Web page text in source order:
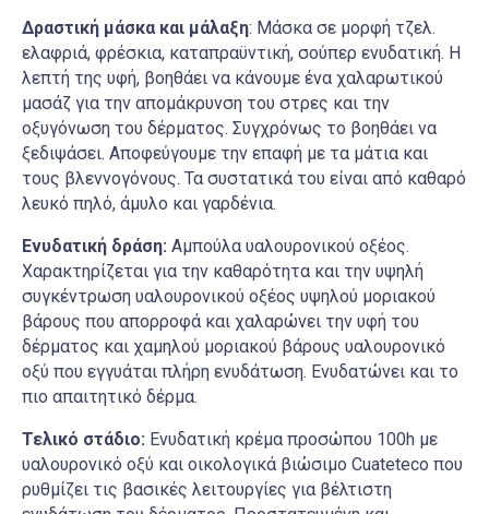
Δραστική μάσκα και μάλαξη: Μάσκα σε μορφή τζελ.
ελαφριά, φρέσκια, καταπραϋντική, σούπερ ενυδατική. Η
λεπτή της υφή, βοηθάει να κάνουμε ένα χαλαρωτικού
μασάζ για την απομάκρυνση του στρες και την
οξυγόνωση του δέρματος. Συγχρόνως το βοηθάει να
ξεδιψάσει. Αποφεύγουμε την επαφή με τα μάτια και
τους βλεννογόνους. Τα συστατικά του είναι από καθαρό
λευκό πηλό, άμυλο και γαρδένια.
Ενυδατική δράση: Αμπούλα υαλουρονικού οξέος.
Χαρακτηρίζεται για την καθαρότητα και την υψηλή
συγκέντρωση υαλουρονικού οξέος υψηλού μοριακού
βάρους που απορροφά και χαλαρώνει την υφή του
δέρματος και χαμηλού μοριακού βάρους υαλουρονικό
οξύ που εγγυάται πλήρη ενυδάτωση. Ενυδατώνει και το
πιο απαιτητικό δέρμα.
Τελικό στάδιο: Ενυδατική κρέμα προσώπου 100h με
υαλουρονικό οξύ και οικολογικά βιώσιμο Cuateteco που
ρυθμίζει τις βασικές λειτουργίες για βέλτιστη